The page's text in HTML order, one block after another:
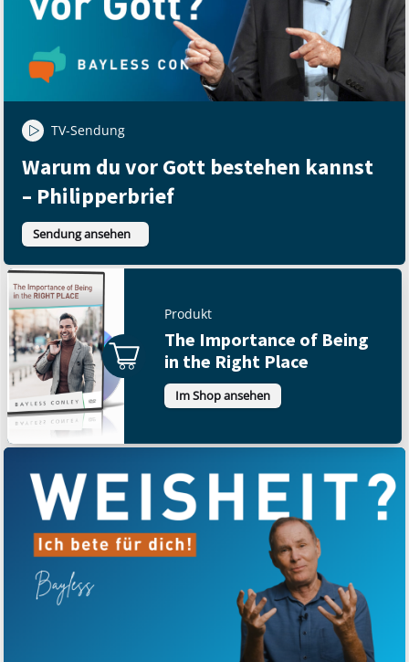
TV-Sendung
Warum du vor Gott bestehen kannst
– Philipperbrief
Sendung ansehen
Produkt
The Importance of Being
in the Right Place
Im Shop ansehen